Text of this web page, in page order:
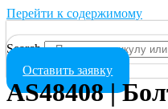
Перейти к содержимому
Search
Оставить заявку
AS48408 |